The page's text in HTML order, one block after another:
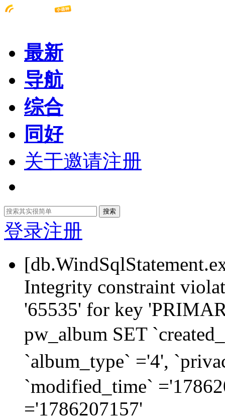
最新
导航
综合
同好
关于邀请注册
搜索
登录注册
Integrity constraint
'65535' for key
pw_album SET
`album_type` ='4',
`modified_time`
='1786207157'